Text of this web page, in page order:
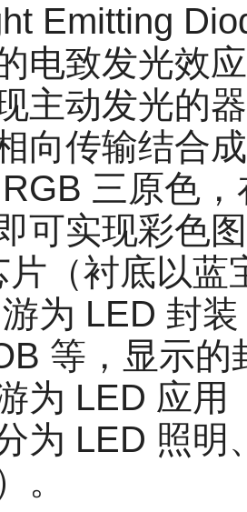
Emitting
电致发光效
主动发光的
向传输结合
三原色，
可实现彩色
片（衬底以蓝
为 LED 封
等，显示
为 LED 应用
为 LED 照
。